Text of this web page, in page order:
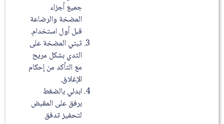
جميع أجزاء
المضخة والرضاعة
قبل أول استخدام.
ثبتي المضخة على
الثدي بشكل مريح
مع التأكد من إحكام
الإغلاق.
ابدئي بالضغط
برفق على المقبض
لتحفيز تدفق